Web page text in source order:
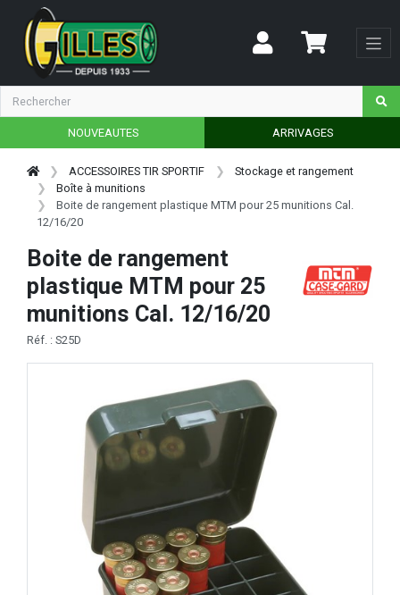
NOUVEAUTES ARRIVAGES
ACCESSOIRES TIR SPORTIF
Stockage et rangement
Boîte à munitions
Boite de rangement plastique MTM pour 25 munitions Cal.
12/16/20
Boite de rangement
plastique MTM pour 25
munitions Cal. 12/16/20
Réf. : S25D